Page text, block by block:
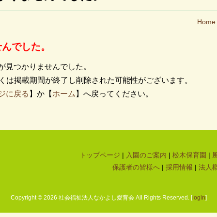
Home
でした。
見つかりませんでした。
掲載期間が終了し削除された可能性がございます。
に戻る 】か【 ホーム 】へ戻ってください。
トップページ | 入園のご案内 | 松木保育園 |
保護者の皆様へ | 採用情報 | 法人
Copyright © 2026 社会福祉法人なかよし愛育会 All Rights Reserved. [login]